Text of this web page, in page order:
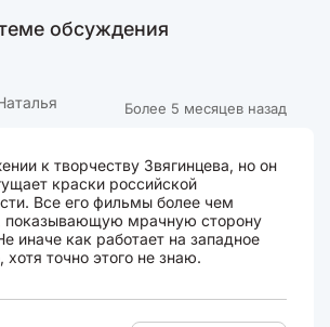
обсуждения
Более 5 месяцев назад
к творчеству Звягинцева, но он
краски российской
Все его фильмы более чем
показывающую мрачную сторону
иначе как работает на западное
хотя точно этого не знаю.